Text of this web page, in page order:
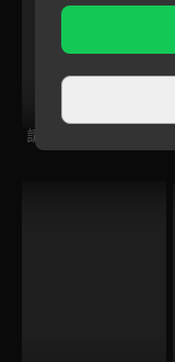
請世界吃桌